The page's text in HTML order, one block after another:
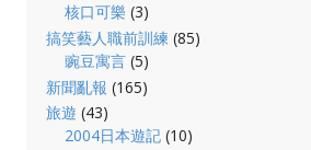
核口可樂 (3)
搞笑藝人職前訓練 (85)
豌豆寓言 (5)
新聞亂報 (165)
旅遊 (43)
2004日本遊記 (10)